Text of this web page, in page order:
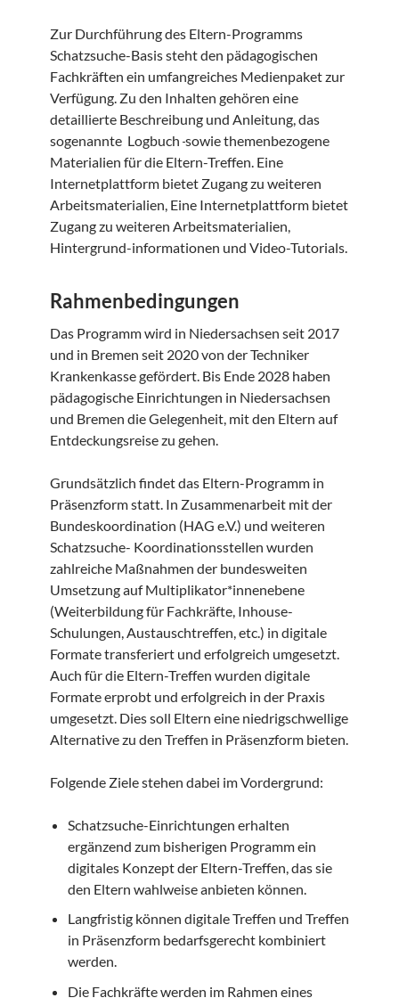
Zur Durchführung des Eltern-Programms
Schatzsuche-Basis steht den pädagogischen
Fachkräften ein umfangreiches Medienpaket zur
Verfügung. Zu den Inhalten gehören eine
detaillierte Beschreibung und Anleitung, das
sogenannte Logbuch sowie themenbezogene
Materialien für die Eltern-Treffen. Eine
Internetplattform bietet Zugang zu weiteren
Arbeitsmaterialien, Eine Internetplattform bietet
Zugang zu weiteren Arbeitsmaterialien,
Hintergrund-informationen und Video-Tutorials.
Rahmenbedingungen
Das Programm wird in Niedersachsen seit 2017
und in Bremen seit 2020 von der Techniker
Krankenkasse gefördert. Bis Ende 2028 haben
pädagogische Einrichtungen in Niedersachsen
und Bremen die Gelegenheit, mit den Eltern auf
Entdeckungsreise zu gehen.
Grundsätzlich findet das Eltern-Programm in
Präsenzform statt. In Zusammenarbeit mit der
Bundeskoordination (HAG e.V.) und weiteren
Schatzsuche- Koordinationsstellen wurden
zahlreiche Maßnahmen der bundesweiten
Umsetzung auf Multiplikator*innenebene
(Weiterbildung für Fachkräfte, Inhouse-
Schulungen, Austauschtreffen, etc.) in digitale
Formate transferiert und erfolgreich umgesetzt.
Auch für die Eltern-Treffen wurden digitale
Formate erprobt und erfolgreich in der Praxis
umgesetzt. Dies soll Eltern eine niedrigschwellige
Alternative zu den Treffen in Präsenzform bieten.
Folgende Ziele stehen dabei im Vordergrund:
Schatzsuche-Einrichtungen erhalten
ergänzend zum bisherigen Programm ein
digitales Konzept der Eltern-Treffen, das sie
den Eltern wahlweise anbieten können.
Langfristig können digitale Treffen und Treffen
in Präsenzform bedarfsgerecht kombiniert
werden.
Die Fachkräfte werden im Rahmen eines